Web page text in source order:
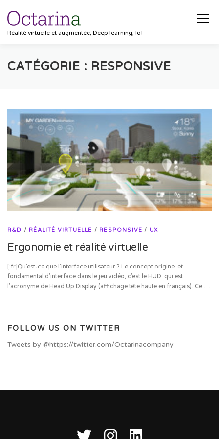
Réalité virtuelle et augmentée, Deep learning, IoT
Menu
ACCUEIL PROJETS SOLUTIONS
CONTACT
CATÉGORIE : RESPONSIVE
R&D / RÉALITÉ VIRTUELLE / RESPONSIVE / UX
Ergonomie et réalité virtuelle
[:fr]Qu’est-ce que l’interface utilisateur ? Le concept originel et
fondamental d’interface dans le jeu vidéo, c’est le HUD, qui est
l’acronyme de Head Up Display (affichage tête haute en français). Ce …
FOLLOW US ON TWITTER
Tweets by @https://twitter.com/Octarinacompany